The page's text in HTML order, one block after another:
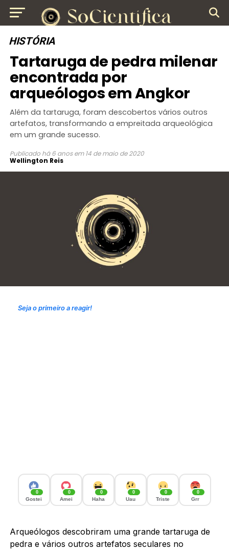
HISTÓRIA
Tartaruga de pedra milenar
encontrada por
arqueólogos em Angkor
Além da tartaruga, foram descobertos vários outros
artefatos, transformando a empreitada arqueológica
em um grande sucesso.
Publicado há 6 anos em 14 de maio de 2020
Wellington Reis
Seja o primeiro a reagir!
0
Gostei
0
Amei
0
Haha
0
Uau
0
Triste
0
Grr
Arqueólogos descobriram uma grande tartaruga de
pedra e vários outros artefatos seculares no